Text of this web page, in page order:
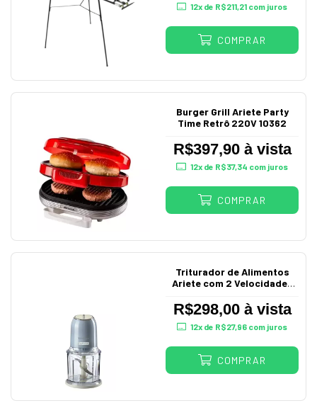
12x de R$211,21 com juros
COMPRAR
Burger Grill Ariete Party
Time Retrô 220V 10362
R$397,90 à vista
12x de R$37,34 com juros
COMPRAR
Triturador de Alimentos
Ariete com 2 Velocidades
R$298,00 à vista
12x de R$27,96 com juros
COMPRAR